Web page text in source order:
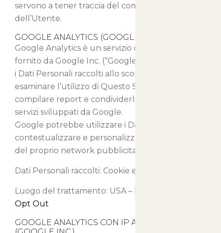
servono a tener traccia del comportamento
dell’Utente.
GOOGLE ANALYTICS (GOOGLE INC.)
Google Analytics è un servizio di analisi web
fornito da Google Inc. (“Google”). Google utilizza
i Dati Personali raccolti allo scopo di tracciare ed
esaminare l’utilizzo di Questo Sito Web,
compilare report e condividerli con gli altri
servizi sviluppati da Google.
Google potrebbe utilizzare i Dati Personali per
contestualizzare e personalizzare gli annunci
del proprio network pubblicitario.
Dati Personali raccolti: Cookie e Dati di Utilizzo.
Luogo del trattamento: USA – Privacy Policy
Opt Out
GOOGLE ANALYTICS CON IP ANONIMIZZATO